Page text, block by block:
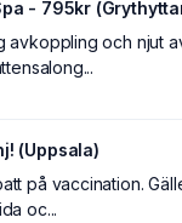
- 795kr
avkoppling och njut
(Uppsala)
på vaccination.
oc...